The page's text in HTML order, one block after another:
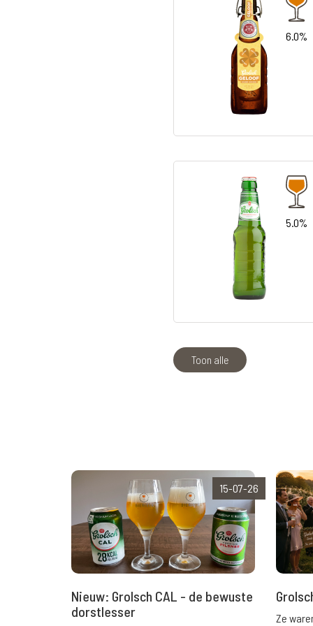
6.0%
5.0%
Toon alle
15-07-26
Nieuw: Grolsch CAL - de bewuste
dorstlesser
Ze